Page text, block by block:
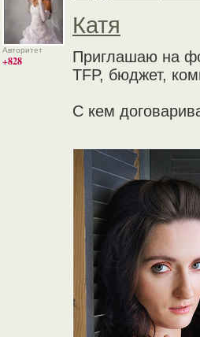
Авторитет
+828
Катя
Приглашаю на
TFP, бюджет,
С кем